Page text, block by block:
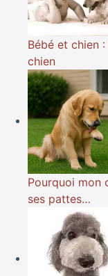
Bébé et chien
chien
Pourquoi mon
ses pattes…